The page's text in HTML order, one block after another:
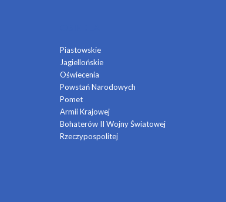
Piastowskie
Jagiellońskie
Oświecenia
Powstań Narodowych
Pomet
Armii Krajowej
Bohaterów II Wojny Światowej
Rzeczypospolitej